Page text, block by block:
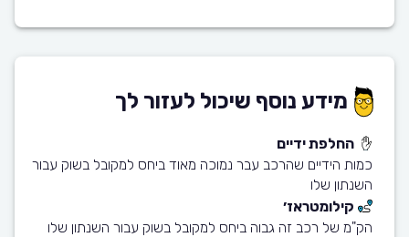
מידע נוסף שיכול לעזור לך
החלפת ידיים
כמות הידיים שהרכב עבר נמוכה מאוד ביחס למקובל בשוק עבור
השנתון שלו
קילומטראז׳
הק"מ של רכב זה גבוה ביחס למקובל בשוק עבור השנתון שלו